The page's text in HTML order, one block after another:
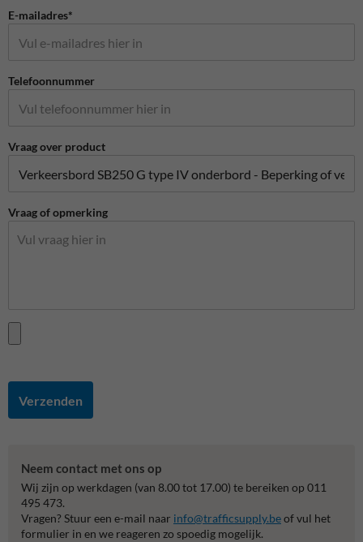
E-mailadres*
Telefoonnummer
Vraag over product
Vraag of opmerking
Verzenden
Neem contact met ons op
Wij zijn op werkdagen (van 8.00 tot 17.00) te bereiken op 011
495 473.
Vragen? Stuur een e-mail naar info@trafficsupply.beof vul het
formulier in en we reageren zo spoedig mogelijk.